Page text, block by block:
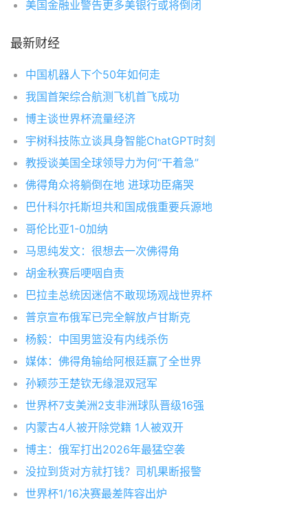
美国金融业警告更多美银行或将倒闭
最新财经
中国机器人下个50年如何走
我国首架综合航测飞机首飞成功
博主谈世界杯流量经济
宇树科技陈立谈具身智能ChatGPT时刻
教授谈美国全球领导力为何“干着急”
佛得角众将躺倒在地 进球功臣痛哭
巴什科尔托斯坦共和国成俄重要兵源地
哥伦比亚1-0加纳
马思纯发文：很想去一次佛得角
胡金秋赛后哽咽自责
巴拉圭总统因迷信不敢现场观战世界杯
普京宣布俄军已完全解放卢甘斯克
杨毅：中国男篮没有内线杀伤
媒体：佛得角输给阿根廷赢了全世界
孙颖莎王楚钦无缘混双冠军
世界杯7支美洲2支非洲球队晋级16强
内蒙古4人被开除党籍 1人被双开
博主：俄军打出2026年最猛空袭
没拉到货对方就打钱？司机果断报警
世界杯1/16决赛最差阵容出炉